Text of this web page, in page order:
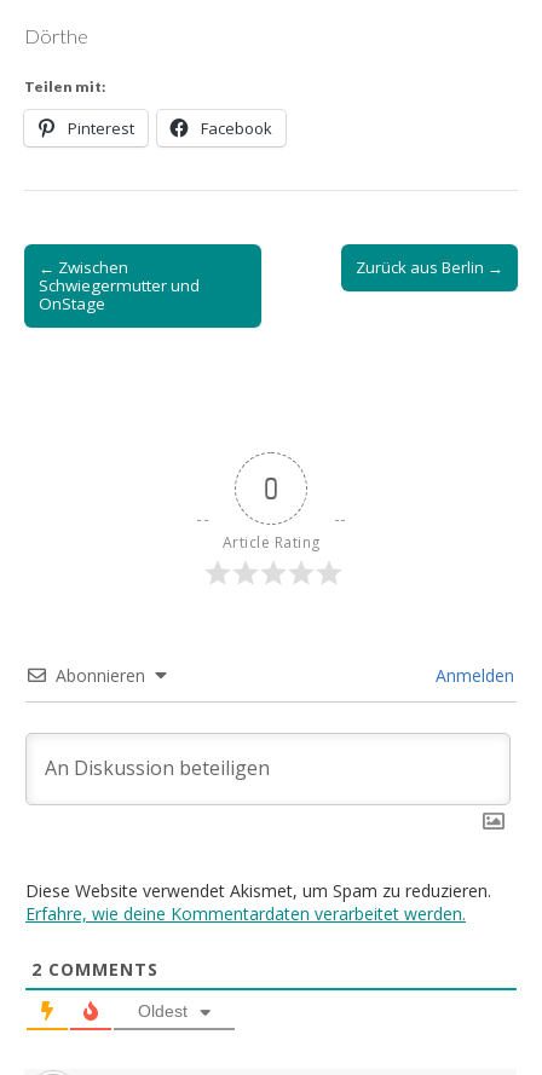
Dörthe
Teilen mit:
Pinterest Facebook
Post
navigation
← Zwischen
Schwiegermutter und
OnStage
Zurück aus Berlin →
0
Article Rating
Abonnieren Anmelden
Diese Website verwendet Akismet, um Spam zu reduzieren.
Erfahre, wie deine Kommentardaten verarbeitet werden.
2 COMMENTS
Oldest